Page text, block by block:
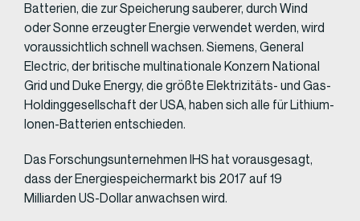
Batterien, die zur Speicherung sauberer, durch Wind
oder Sonne erzeugter Energie verwendet werden, wird
voraussichtlich schnell wachsen. Siemens, General
Electric, der britische multinationale Konzern National
Grid und Duke Energy, die größte Elektrizitäts- und Gas-
Holdinggesellschaft der USA, haben sich alle für Lithium-
Ionen-Batterien entschieden.
Das Forschungsunternehmen IHS hat vorausgesagt,
dass der Energiespeichermarkt bis 2017 auf 19
Milliarden US-Dollar anwachsen wird.